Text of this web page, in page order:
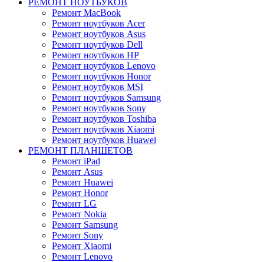
Ремонт MacBook
Ремонт ноутбуков Acer
Ремонт ноутбуков Asus
Ремонт ноутбуков Dell
Ремонт ноутбуков HP
Ремонт ноутбуков Lenovo
Ремонт ноутбуков Honor
Ремонт ноутбуков MSI
Ремонт ноутбуков Samsung
Ремонт ноутбуков Sony
Ремонт ноутбуков Toshiba
Ремонт ноутбуков Xiaomi
Ремонт ноутбуков Huawei
РЕМОНТ ПЛАНШЕТОВ
Ремонт iPad
Ремонт Asus
Ремонт Huawei
Ремонт Honor
Ремонт LG
Ремонт Nokia
Ремонт Samsung
Ремонт Sony
Ремонт Xiaomi
Ремонт Lenovo